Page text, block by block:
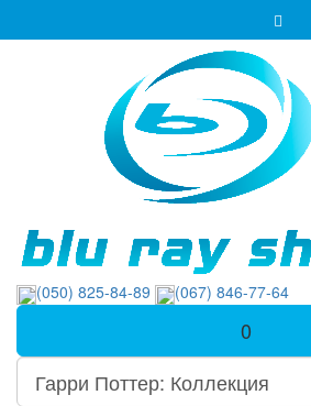
(050) 825-84-89 (067) 846-77-64
0